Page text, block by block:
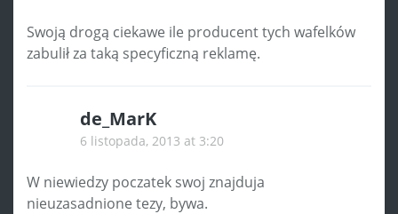
Swoją drogą ciekawe ile producent tych wafelków
zabulił za taką specyficzną reklamę.
de_MarK
6 listopada, 2013 at 3:20
W niewiedzy poczatek swoj znajduja
nieuzasadnione tezy, bywa.